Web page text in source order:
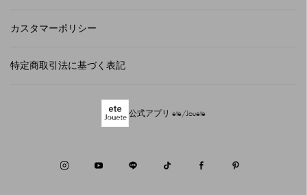
カスタマーポリシー
特定商取引法に基づく表記
公式アプリ ete/Jouete